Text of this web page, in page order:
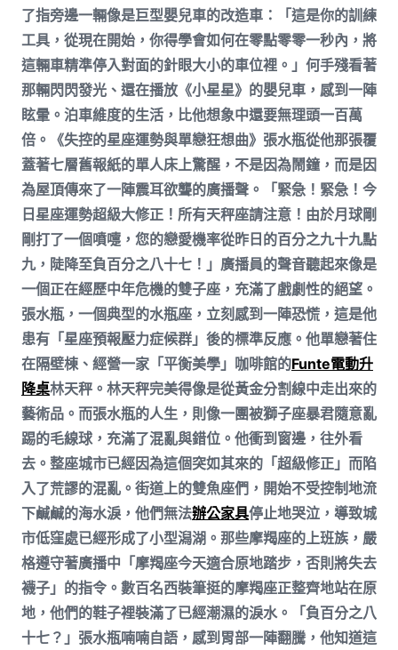
了指旁邊一輛像是巨型嬰兒車的改造車：「這是你的訓練
工具，從現在開始，你得學會如何在零點零零一秒內，將
這輛車精準停入對面的針眼大小的車位裡。」何手殘看著
那輛閃閃發光、還在播放《小星星》的嬰兒車，感到一陣
眩暈。泊車維度的生活，比他想象中還要無理頭一百萬
倍。《失控的星座運勢與單戀狂想曲》張水瓶從他那張覆
蓋著七層舊報紙的單人床上驚醒，不是因為鬧鐘，而是因
為屋頂傳來了一陣震耳欲聾的廣播聲。「緊急！緊急！今
日星座運勢超級大修正！所有天秤座請注意！由於月球剛
剛打了一個噴嚏，您的戀愛機率從昨日的百分之九十九點
九，陡降至負百分之八十七！」廣播員的聲音聽起來像是
一個正在經歷中年危機的雙子座，充滿了戲劇性的絕望。
張水瓶，一個典型的水瓶座，立刻感到一陣恐慌，這是他
患有「星座預報壓力症候群」後的標準反應。他單戀著住
在隔壁棟、經營一家「平衡美學」咖啡館的Funte電動升
降桌林天秤。林天秤完美得像是從黃金分割線中走出來的
藝術品。而張水瓶的人生，則像一團被獅子座暴君隨意亂
踢的毛線球，充滿了混亂與錯位。他衝到窗邊，往外看
去。整座城市已經因為這個突如其來的「超級修正」而陷
入了荒謬的混亂。街道上的雙魚座們，開始不受控制地流
下鹹鹹的海水淚，他們無法辦公家具停止地哭泣，導致城
市低窪處已經形成了小型潟湖。那些摩羯座的上班族，嚴
格遵守著廣播中「摩羯座今天適合原地踏步，否則將失去
襪子」的指令。數百名西裝筆挺的摩羯座正整齊地站在原
地，他們的鞋子裡裝滿了已經潮濕的淚水。「負百分之八
十七？」張水瓶喃喃自語，感到胃部一陣翻騰，他知道這